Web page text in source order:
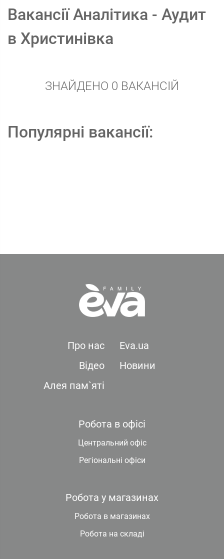
Вакансії Аналітика - Аудит
в Христинівка
ЗНАЙДЕНО 0 ВАКАНСІЙ
Популярні вакансії:
Про нас
Eva.ua
Відео
Новини
Алея пам`яті
Робота в офісі
Центральний офіс
Регіональні офіси
Робота у магазинах
Робота в магазинах
Робота на складі